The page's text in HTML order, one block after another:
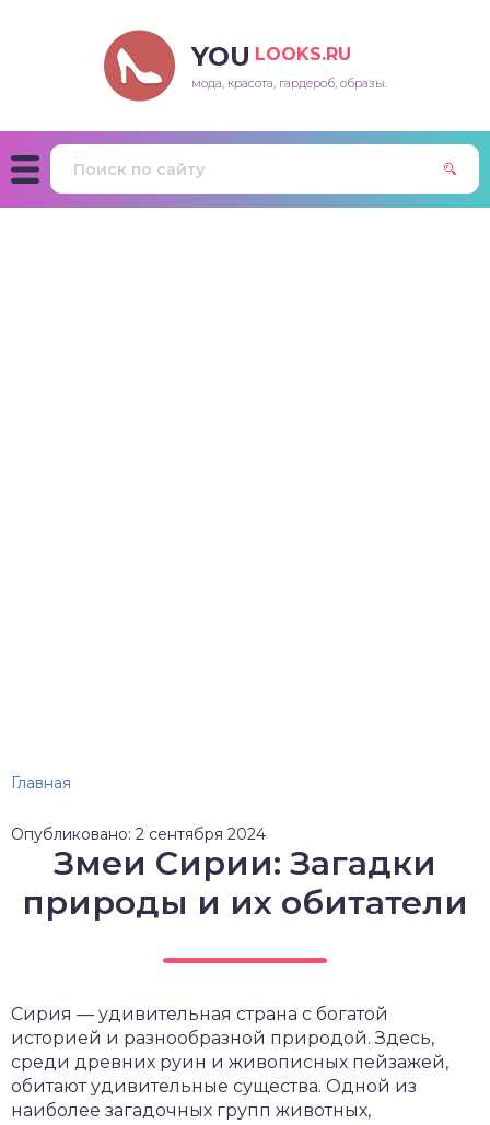
YOU LOOKS.RU
мода, красота, гардероб, образы.
Главная
Опубликовано: 2 сентября 2024
Змеи Сирии: Загадки
природы и их обитатели
Сирия — удивительная страна с богатой
историей и разнообразной природой. Здесь,
среди древних руин и живописных пейзажей,
обитают удивительные существа. Одной из
наиболее загадочных групп животных,